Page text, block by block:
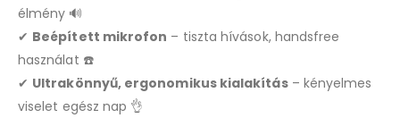
élmény 🔊
✔ Beépített mikrofon – tiszta hívások, handsfree
használat ☎️
✔ Ultrakönnyű, ergonomikus kialakítás– kényelmes
viselet egész nap 👌